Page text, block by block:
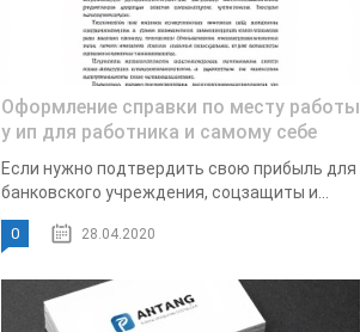
Оформление справки по месту работы
у ип для работника и самому себе
Если нужно подтвердить свою прибыль для
банковского учреждения, соцзащиты и...
0 28.04.2020